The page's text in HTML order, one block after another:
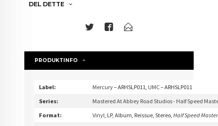
DEL DETTE
PRODUKTINFO
Label: Mercury– ARHSLP011, UMC– ARHSLP011
Series:
Mastered At Abbey Road Studios - Half Speed
Format:
Vinyl, LP, Album, Reissue, Stereo,Half Speed Master